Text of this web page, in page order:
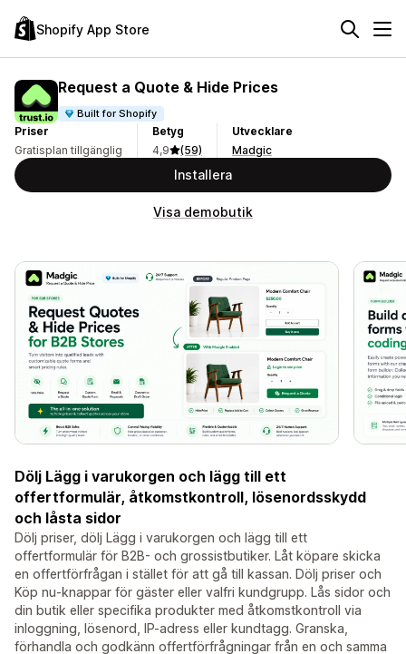
Shopify App Store
Request a Quote & Hide Prices
Built for Shopify
Priser
Gratisplan tillgänglig
Betyg
4,9
(59)
Utvecklare
Madgic
Installera
Visa demobutik
Dölj Lägg i varukorgen och lägg till ett
offertformulär, åtkomstkontroll, lösenordsskydd
och låsta sidor
Dölj priser, dölj Lägg i varukorgen och lägg till ett
offertformulär för B2B- och grossistbutiker. Låt köpare skicka
en offertförfrågan i stället för att gå till kassan. Dölj priser och
Köp nu-knappar för gäster eller valfri kundgrupp. Lås sidor och
din butik eller specifika produkter med åtkomstkontroll via
inloggning, lösenord, IP-adress eller kundtagg. Granska,
förhandla och godkänn offertförfrågningar från en och samma